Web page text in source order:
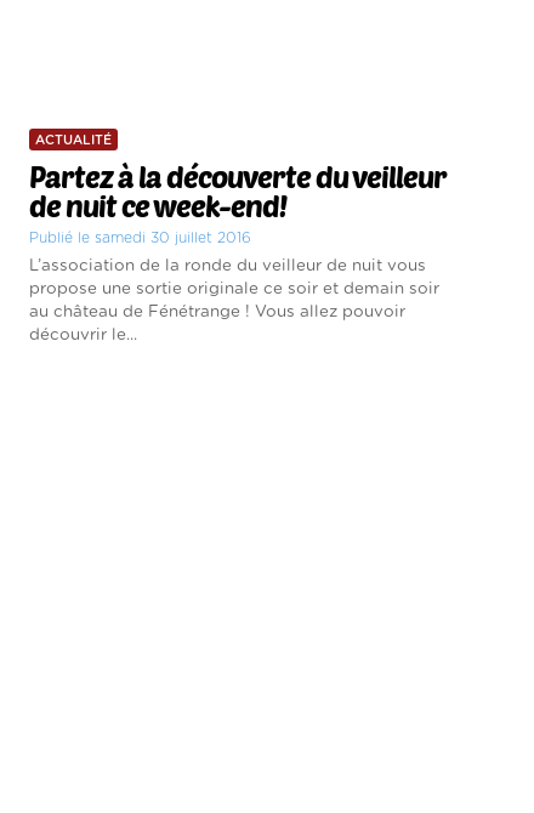
ACTUALITÉ
Partez à la découverte du veilleur
de nuit ce week-end!
Publié le samedi 30 juillet 2016
L’association de la ronde du veilleur de nuit vous
propose une sortie originale ce soir et demain soir
au château de Fénétrange ! Vous allez pouvoir
découvrir le...